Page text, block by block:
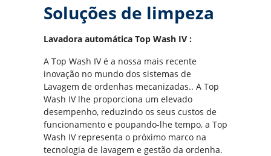
Soluções de limpeza
Lavadora automática Top Wash IV :
A Top Wash IV é a nossa mais recente
inovação no mundo dos sistemas de
Lavagem de ordenhas mecanizadas.. A Top
Wash IV lhe proporciona um elevado
desempenho, reduzindo os seus custos de
funcionamento e poupando-lhe tempo, a Top
Wash IV representa o próximo marco na
tecnologia de lavagem e gestão da ordenha.